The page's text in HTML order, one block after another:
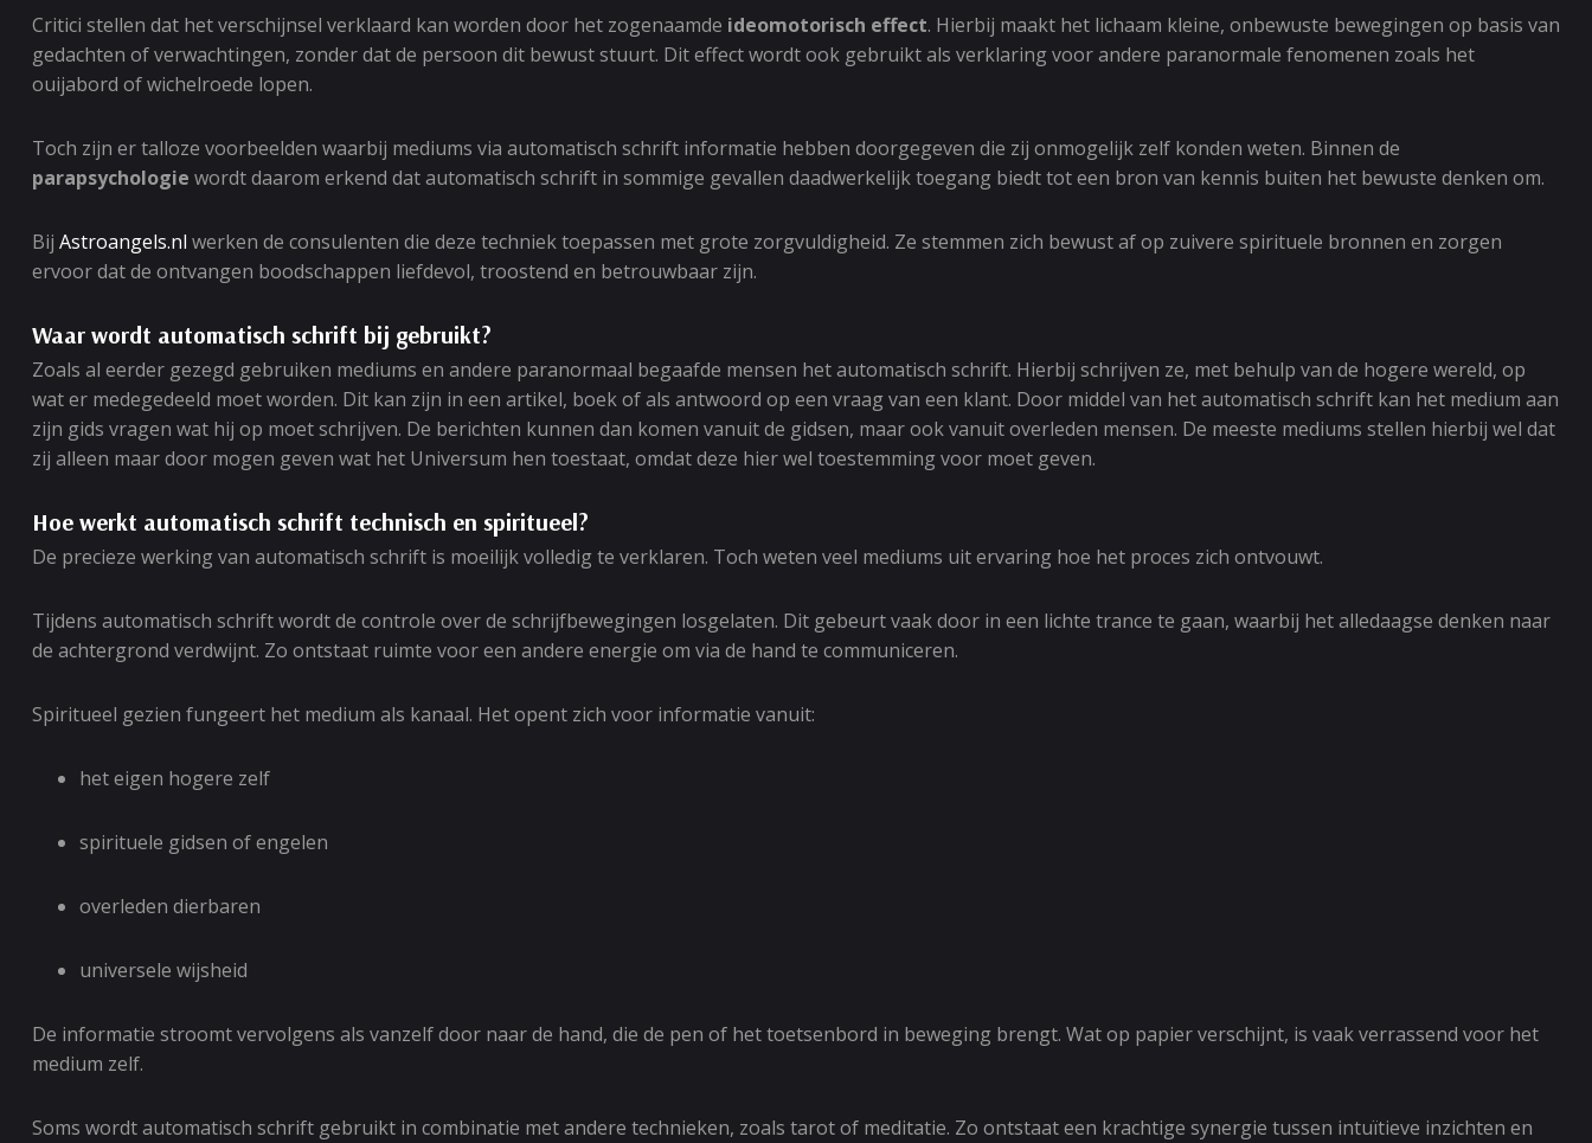
Critici stellen dat het verschijnsel verklaard kan worden door het zogenaamde ideomotorisch effect. Hierbij maakt het lichaam kleine, onbewuste bewegingen op basis van
gedachten of verwachtingen, zonder dat de persoon dit bewust stuurt. Dit effect wordt ook gebruikt als verklaring voor andere paranormale fenomenen zoals het
ouijabord of wichelroede lopen.
Toch zijn er talloze voorbeelden waarbij mediums via automatisch schrift informatie hebben doorgegeven die zij onmogelijk zelf konden weten. Binnen de
parapsychologie wordt daarom erkend dat automatisch schrift in sommige gevallen daadwerkelijk toegang biedt tot een bron van kennis buiten het bewuste denken om.
Bij Astroangels.nl werken de consulenten die deze techniek toepassen met grote zorgvuldigheid. Ze stemmen zich bewust af op zuivere spirituele bronnen en zorgen
ervoor dat de ontvangen boodschappen liefdevol, troostend en betrouwbaar zijn.
Waar wordt automatisch schrift bij gebruikt?
Zoals al eerder gezegd gebruiken mediums en andere paranormaal begaafde mensen het automatisch schrift. Hierbij schrijven ze, met behulp van de hogere wereld, op
wat er medegedeeld moet worden. Dit kan zijn in een artikel, boek of als antwoord op een vraag van een klant. Door middel van het automatisch schrift kan het medium aan
zijn gids vragen wat hij op moet schrijven. De berichten kunnen dan komen vanuit de gidsen, maar ook vanuit overleden mensen. De meeste mediums stellen hierbij wel dat
zij alleen maar door mogen geven wat het Universum hen toestaat, omdat deze hier wel toestemming voor moet geven.
Hoe werkt automatisch schrift technisch en spiritueel?
De precieze werking van automatisch schrift is moeilijk volledig te verklaren. Toch weten veel mediums uit ervaring hoe het proces zich ontvouwt.
Tijdens automatisch schrift wordt de controle over de schrijfbewegingen losgelaten. Dit gebeurt vaak door in een lichte trance te gaan, waarbij het alledaagse denken naar
de achtergrond verdwijnt. Zo ontstaat ruimte voor een andere energie om via de hand te communiceren.
Spiritueel gezien fungeert het medium als kanaal. Het opent zich voor informatie vanuit:
het eigen hogere zelf
spirituele gidsen of engelen
overleden dierbaren
universele wijsheid
De informatie stroomt vervolgens als vanzelf door naar de hand, die de pen of het toetsenbord in beweging brengt. Wat op papier verschijnt, is vaak verrassend voor het
medium zelf.
Soms wordt automatisch schrift gebruikt in combinatie met andere technieken, zoals tarot of meditatie. Zo ontstaat een krachtige synergie tussen intuïtieve inzichten en